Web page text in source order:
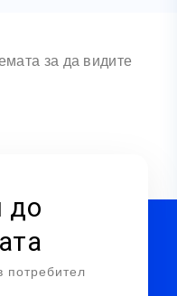
за да видите
до
потребител